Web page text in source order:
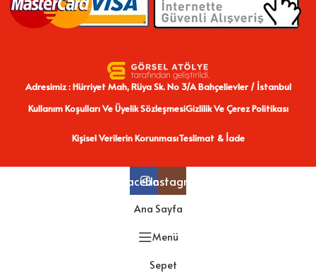
Adresimiz : Hürriyet Mah, Rüya Sk. No 3/A Bahçelievler / İstanbul
Kullanım Koşulları Ve Üyelik SözleşmesiGizlilik Ve Çerez Politikası
Kişisel Verilerin KorunmasıTeslimat & İade
FacebookInstagram
Ana Sayfa
Menü
Sepet